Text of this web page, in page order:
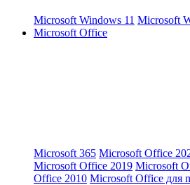
Microsoft Windows 11 Microsoft
Microsoft Office
Microsoft 365 Microsoft Office
Microsoft Office 2019 Microsoft
Office 2010 Microsoft Office для